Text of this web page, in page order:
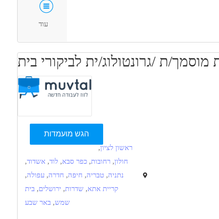
משרה מלאה
עוד
ת /גרונטולוג/ית לביקורי בית
הגש מועמדות
ראשון לציון,
חולון, רחובות, כפר סבא, לוד, אשדוד,
נתניה, טבריה, חיפה, חדרה, עפולה,
קריית אתא, שדרות, ירושלים, בית
שמש, באר שבע